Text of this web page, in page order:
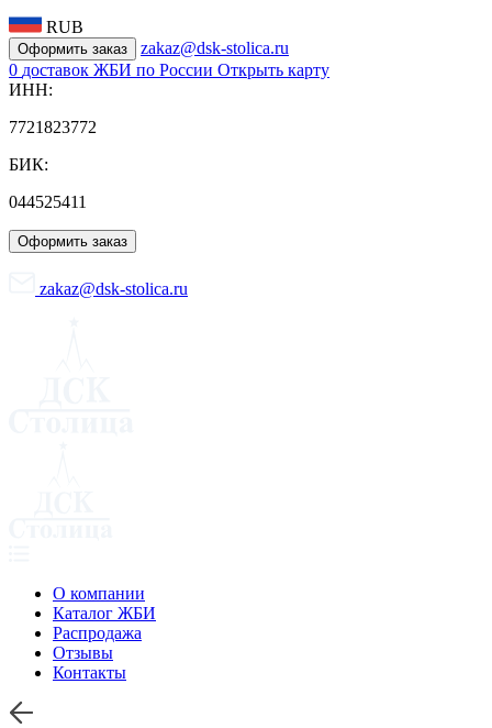
RUB
Оформить заказ
zakaz@dsk-stolica.ru
0 доставок ЖБИ по России Открыть карту
ИНН:
7721823772
БИК:
044525411
Оформить заказ
zakaz@dsk-stolica.ru
О компании
Каталог ЖБИ
Распродажа
Отзывы
Контакты